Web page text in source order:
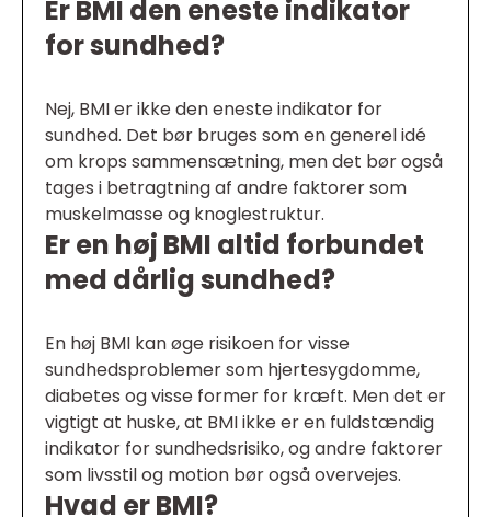
Er BMI den eneste indikator
for sundhed?
Nej, BMI er ikke den eneste indikator for
sundhed. Det bør bruges som en generel idé
om krops sammensætning, men det bør også
tages i betragtning af andre faktorer som
muskelmasse og knoglestruktur.
Er en høj BMI altid forbundet
med dårlig sundhed?
En høj BMI kan øge risikoen for visse
sundhedsproblemer som hjertesygdomme,
diabetes og visse former for kræft. Men det er
vigtigt at huske, at BMI ikke er en fuldstændig
indikator for sundhedsrisiko, og andre faktorer
som livsstil og motion bør også overvejes.
Hvad er BMI?